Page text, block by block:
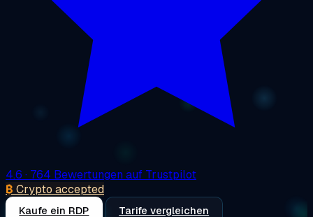
4.6 · 764 Bewertungen auf Trustpilot
₿ Crypto accepted
Kaufe ein RDP Tarife vergleichen